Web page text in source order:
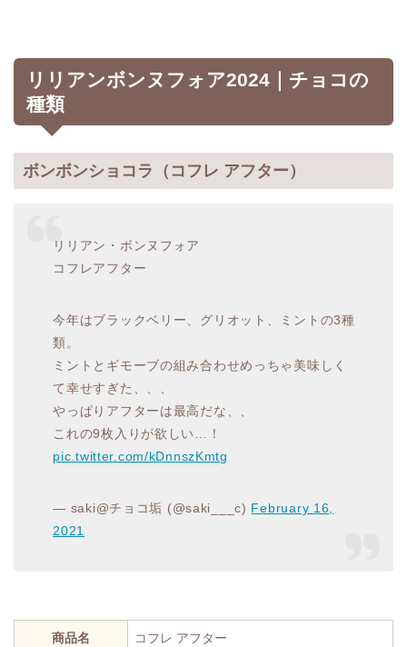
リリアンボンヌフォア2024｜チョコの
種類
ボンボンショコラ（コフレ アフター）
リリアン・ボンヌフォア
コフレアフター
今年はブラックベリー、グリオット、ミントの3種
類。
ミントとギモーブの組み合わせめっちゃ美味しく
て幸せすぎた、、、
やっぱりアフターは最高だな、、
これの9枚入りが欲しい…！
pic.twitter.com/kDnnszKmtg
— saki@チョコ垢 (@saki___c) February 16,
2021
商品名 コフレ アフター